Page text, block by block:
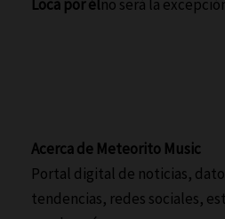
Loca por él no será la
Acerca de Meteorito Music
Portal digital de noticias,
tendencias, redes sociales,